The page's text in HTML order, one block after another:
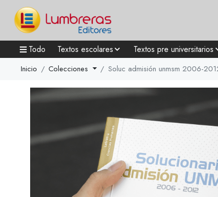
Todo Textos escolares Textos pre universitarios
Inicio Colecciones Soluc admisión unmsm 2006-